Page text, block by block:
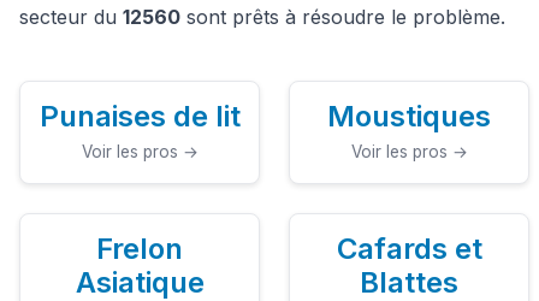
secteur du 12560 sont prêts à résoudre le problème.
Punaises de lit
Voir les pros →
Moustiques
Voir les pros →
Frelon
Asiatique
Cafards et
Blattes